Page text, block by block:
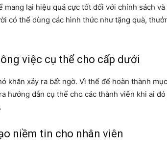
mang lại hiệu quả cực tốt đối với chính sách
có thể dùng các hình thức như tặng quà,
việc cụ thể cho cấp dưới
khăn xảy ra bất ngờ. Vì thế để hoàn thành
hướng dẫn cụ thể cho các thành viên khi ai
niềm tin cho nhân viên